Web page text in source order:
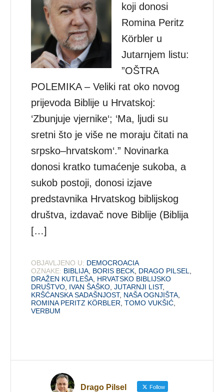
koji donosi
Romina Peritz
Körbler u
Jutarnjem listu:
”OŠTRA
POLEMIKA – Veliki rat oko novog
prijevoda Biblije u Hrvatskoj:
‘Zbunjuje vjernike‘; ‘Ma, ljudi su
sretni što je više ne moraju čitati na
srpsko–hrvatskom‘.” Novinarka
donosi kratko tumaćenje sukoba, a
sukob postoji, donosi izjave
predstavnika Hrvatskog biblijskog
društva, izdavač nove Biblije (Biblija
[…]
OBJAVLJENO U: DEMOCROACIA
OZNAKE: BIBLIJA BORIS BECK DRAGO PILSEL
DRAŽEN KUTLEŠA HRVATSKO BIBLIJSKO
DRUŠTVO IVAN ŠAŠKO ,JUTARNJI LIST,
KRŠĆANSKA SADAŠNJOST, NAŠA OGNJIŠTA
ROMINA PERITZ KÖRBLER ,TOMO VUKŠIĆ
VERBUM
Drago Pilsel Follow